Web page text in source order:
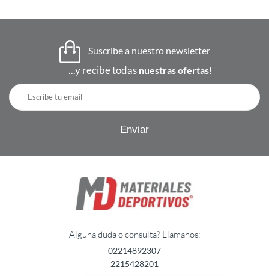
Suscribe a nuestro newsletter
...y recibe todas nuestras ofertas!
Alguna duda o consulta? Llamanos:
02214892307
2215428201